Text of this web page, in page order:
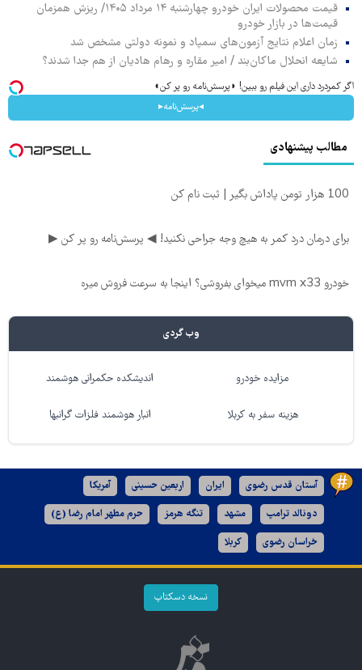
قیمت محصولات ایران خودرو چهارشنبه ۱۴ مرداد ۱۴۰۵/ ریزش همزمان
قیمت‌ها در بازار خودرو
زمان اعلام نتایج آزمون‌های سمپاد و نمونه دولتی مشخص شد
شایعه انحلال ماکان‌بند / امیر مقاره و رهام هادیان از هم جدا شدند؟
اگر کمردرد داری این فیلم رو ببین! ◗پرسش‌نامه رو پر کن◖
◂پرسش‌نامه▸
مطالب پیشنهادی
100 هزار تومن پاداش بگیر | ثبت نام کن
برای درمان درد کمر به هیچ وجه جراحی نکنید! ◀ پرسش‌نامه رو پر کن ▶
خودرو mvm x33 میخوای بفروشی؟ اینجا به سرعت فروش میره
وب گردی
مزایده خودرو اندیشکده حکمرانی هوشمند
هزینه سفر به کربلا انبار هوشمند فلزات گرانبها
آستان قدس رضوی ایران اربعین حسینی آمریکا
دونالد ترامپ مشهد تنگه هرمز حرم مطهر امام رضا (ع)
خراسان رضوی کربلا
نسخه دسکتاپ